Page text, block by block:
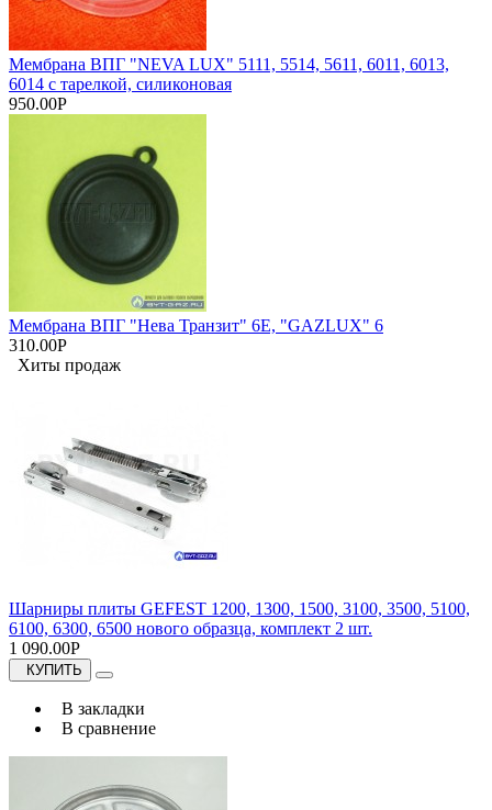
Мембрана ВПГ "NEVA LUX" 5111, 5514, 5611, 6011, 6013,
6014 с тарелкой, силиконовая
950.00Р
Мембрана ВПГ "Нева Транзит" 6Е, "GAZLUX" 6
310.00Р
Хиты продаж
Шарниры плиты GEFEST 1200, 1300, 1500, 3100, 3500, 5100,
6100, 6300, 6500 нового образца, комплект 2 шт.
1 090.00Р
КУПИТЬ
В закладки
В сравнение